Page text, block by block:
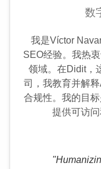
数
我是Víctor
SEO经验。我热
领域。在Didit，
司，我教育并解
合规性。我的目
提供可访问